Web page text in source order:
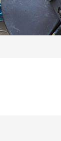
Pro diváky
30 dubna, 2026